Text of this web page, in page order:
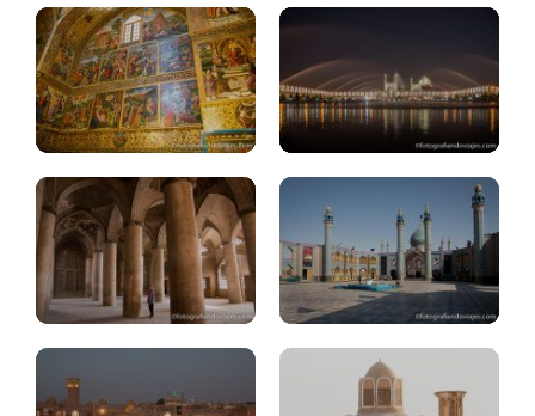
Isfahan:
mezquita
Jameh,
bazar
Kashan-
Isfahan:
Abyaneh,
Natanz
Kashan:
que
ver
Kashan:
casas
tradicionales